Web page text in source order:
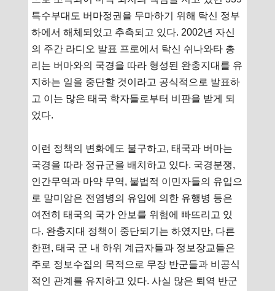
특수부대도 버마정권을 무마하기 위해 탁신 정부
하에서 해체되었고 추측되고 있다. 2002년 자신
의 주간 라디오 발표 프로에서 탁신 쉬나와타 총
리는 버마와의 국경을 따라 형성된 완충지대를 유
지하는 일을 중단할 것이라고 공식적으로 발표하
고 이는 많은 태국 학자들로부터 비판을 받게 되
었다.
이런 정책의 변화에도 불구하고, 태국과 버마는
국경을 따라 정규군을 배치하고 있다. 국경분쟁,
인간무역과 마약 무역, 불법적 이민자들의 유입으
로 말미암은 전염병의 유입에 의한 유행병 등은
여전히 태국의 국가 안보를 위험에 빠뜨리고 있
다. 완충지대 정책이 중단되기는 하였지만, 다른
한편, 태국 군 내 하위 계급자들과 정보장교들은
주로 정보수집의 목적으로 무장 반군들과 비공식
적인 관계를 유지하고 있다. 사실 많은 퇴역 반군